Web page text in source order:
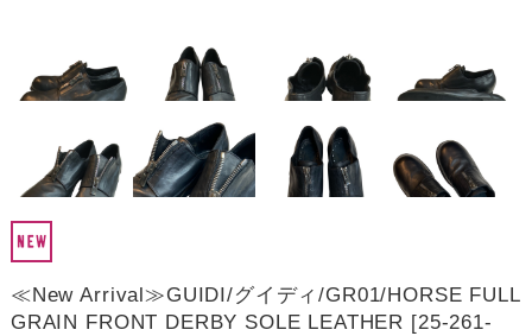
≪New Arrival≫GUIDI/グイディ/GR01/HORSE FULL
GRAIN FRONT DERBY SOLE LEATHER [25-261-